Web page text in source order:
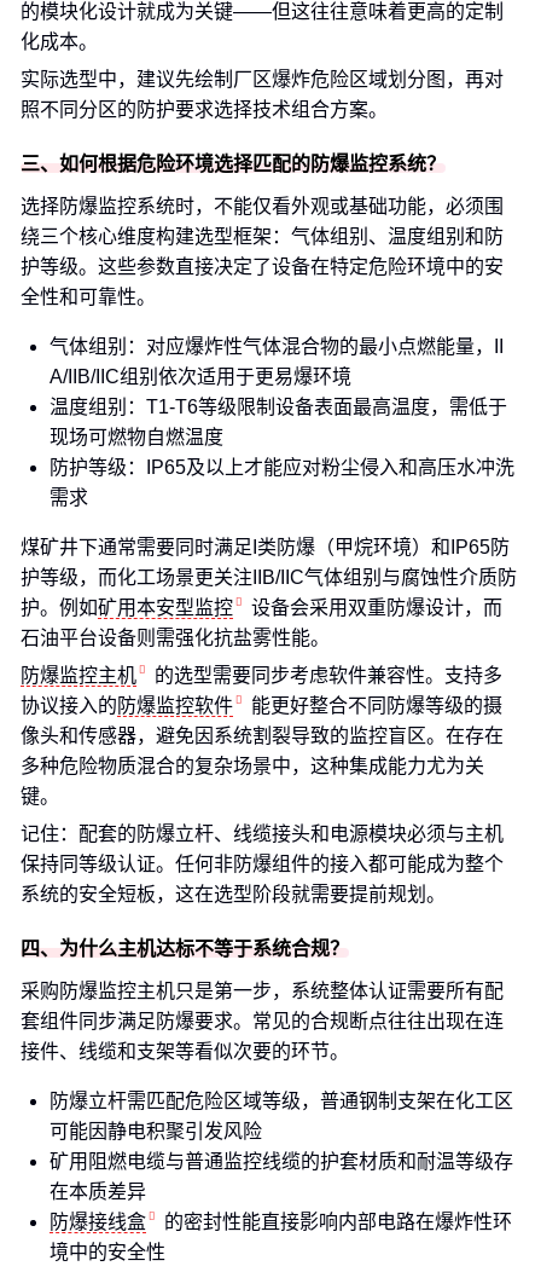
的模块化设计就成为关键——但这往往意味着更高的定制
化成本。
实际选型中，建议先绘制厂区爆炸危险区域划分图，再对
照不同分区的防护要求选择技术组合方案。
三、如何根据危险环境选择匹配的防爆监控系统？
选择防爆监控系统时，不能仅看外观或基础功能，必须围
绕三个核心维度构建选型框架：气体组别、温度组别和防
护等级。这些参数直接决定了设备在特定危险环境中的安
全性和可靠性。
气体组别：对应爆炸性气体混合物的最小点燃能量，II
A/IIB/IIC组别依次适用于更易爆环境
温度组别：T1-T6等级限制设备表面最高温度，需低于
现场可燃物自燃温度
防护等级：IP65及以上才能应对粉尘侵入和高压水冲洗
需求
煤矿井下通常需要同时满足I类防爆（甲烷环境）和IP65防
护等级，而化工场景更关注IIB/IIC气体组别与腐蚀性介质防
护。例如矿用本安型监控
设备会采用双重防爆设计，而
石油平台设备则需强化抗盐雾性能。
防爆监控主机
的选型需要同步考虑软件兼容性。支持多
协议接入的 防爆监控软件
能更好整合不同防爆等级的摄
像头和传感器，避免因系统割裂导致的监控盲区。在存在
多种危险物质混合的复杂场景中，这种集成能力尤为关
键。
记住：配套的防爆立杆、线缆接头和电源模块必须与主机
保持同等级认证。任何非防爆组件的接入都可能成为整个
系统的安全短板，这在选型阶段就需要提前规划。
四、为什么主机达标不等于系统合规？
采购防爆监控主机只是第一步，系统整体认证需要所有配
套组件同步满足防爆要求。常见的合规断点往往出现在连
接件、线缆和支架等看似次要的环节。
防爆立杆需匹配危险区域等级，普通钢制支架在化工区
可能因静电积聚引发风险
矿用阻燃电缆与普通监控线缆的护套材质和耐温等级存
在本质差异
防爆接线盒
的密封性能直接影响内部电路在爆炸性环
境中的安全性